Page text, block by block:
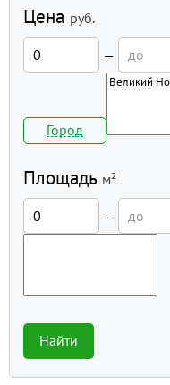
Цена руб.
—
Город
Площадь м²
—
Найти